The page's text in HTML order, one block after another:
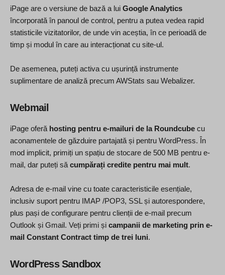
iPage are o versiune de bază a lui Google Analytics
încorporată în panoul de control, pentru a putea vedea rapid
statisticile vizitatorilor, de unde vin aceștia, în ce perioadă de
timp și modul în care au interacționat cu site-ul.
De asemenea, puteți activa cu ușurință instrumente
suplimentare de analiză precum AWStats sau Webalizer.
Webmail
iPage oferă hosting pentru e-mailuri de la Roundcube cu
aconamentele de găzduire partajată și pentru WordPress. În
mod implicit, primiți un spațiu de stocare de 500 MB pentru e-
mail, dar puteți să cumpărați credite pentru mai mult.
Adresa de e-mail vine cu toate caracteristicile esențiale,
inclusiv suport pentru IMAP /POP3, SSL și autorespondere,
plus pași de configurare pentru clienții de e-mail precum
Outlook și Gmail. Veți primi și campanii de marketing prin e-
mail Constant Contract timp de trei luni.
WordPress Sandbox